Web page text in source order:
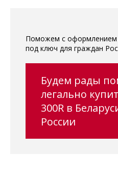
Поможем с оформлением
под ключ для граждан
Будем рады
легально
300R в
России